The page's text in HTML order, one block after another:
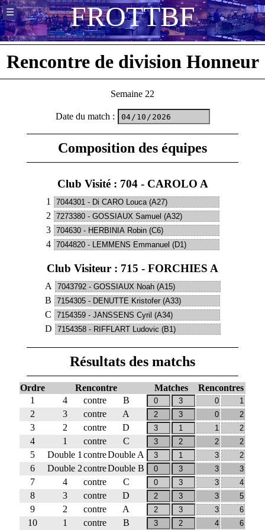
FROTTBF
☰
Rencontre de division Honneur
Semaine 22
Date du match :
Composition des équipes
Club Visité : 704 - CAROLO A
1
2
3
4
Club Visiteur : 715 - FORCHIES A
A
B
C
D
Résultats des matchs
Ordre Rencontre Matches
Rencontres
1
4 contre
B
2
3 contre
A
3
2 contre
D
4
1 contre
C
5
Double 1 contreDouble A
6
Double 2contreDouble B
7
4 contre
C
8
3 contre
D
9
2 contre
A
10
1 contre B